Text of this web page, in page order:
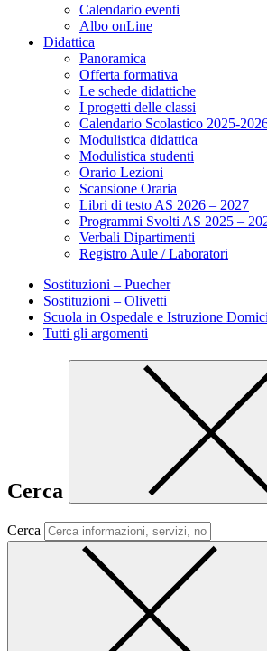
Calendario eventi
Albo onLine
Didattica
Panoramica
Offerta formativa
Le schede didattiche
I progetti delle classi
Calendario Scolastico 2025-
Modulistica didattica
Modulistica studenti
Orario Lezioni
Scansione Oraria
Libri di testo AS 2026 – 2027
Programmi Svolti AS 2025 –
Verbali Dipartimenti
Registro Aule / Laboratori
Sostituzioni – Puecher
Sostituzioni – Olivetti
Scuola in Ospedale e Istruzione
Tutti gli argomenti
Cerca
Cerca